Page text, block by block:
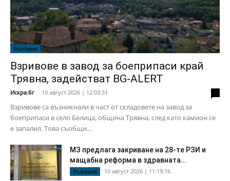
България
Взривове в завод за боеприпаси край
Трявна, задействат BG-ALERT
Искра.бг - 10 август 2026 | 12:03:31
Взривове са възникнали в част от складовете на завод за
боеприпаси в село Белица, община Трявна, след като камион се
е запалил. Това съобщи...
МЗ предлага закриване на 28-те РЗИ и
мащабна реформа в здравната...
България 10 август 2026 | 11:19:16